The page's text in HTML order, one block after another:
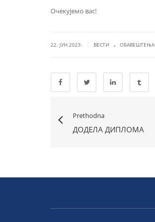
Очекујемо вас!
22. ЈУН 2023. ВЕСТИ . ОБАВЕШТЕЊА
Prethodna
ДОДЕЛА ДИПЛОМА